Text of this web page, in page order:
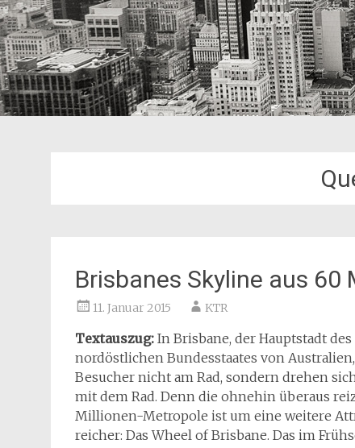
Brisbanes Skyline aus 60
11. Januar 2015 KTR
Textauszug: In Brisbane, der Hauptstadt des
nordöstlichen Bundesstaates von
Besucher nicht am Rad, sondern drehen
mit dem Rad. Denn die ohnehin überaus
Millionen-Metropole ist um eine weitere
reicher: Das Wheel of Brisbane. Das im